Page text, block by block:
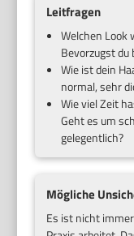
Leitfragen
Welchen Look
Bevorzugst du
Wie ist dein
normal, sehr
Wie viel Zeit
Geht es um
gelegentlich?
Mögliche
Es ist nicht